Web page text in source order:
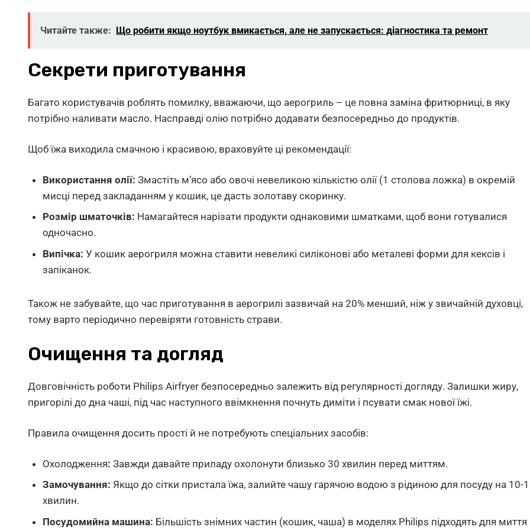
Читайте также: Що робити якщо ноутбук вмикається, але не запускається: діагностика та ремонт
Секрети приготування
Багато користувачів роблять помилку, вважаючи, що аерогриль – це повна заміна фритюрниці, в яку
потрібно наливати масло. Насправді олію потрібно додавати безпосередньо до продуктів.
Щоб їжа виходила смачною і красивою, враховуйте ці рекомендації:
Використання олії: Змастіть м’ясо або овочі невеликою кількістю олії (1 столова ложка) в окремій
мисці перед закладанням у кошик, це дасть золотаву скоринку.
Розмір шматочків: Намагайтеся нарізати продукти однаковими шматками, щоб вони готувалися
одночасно.
Випічка: У кошик аерогриля можна ставити невеликі силіконові або металеві форми для кексів і
запіканок.
Також не забувайте, що час приготування в аерогрилі зазвичай на 20% менший, ніж у звичайній духовці,
тому варто періодично перевіряти готовність страви.
Очищення та догляд
Довговічність роботи Philips Airfryer безпосередньо залежить від регулярності догляду. Залишки жиру,
пригорілі до дна чаші, під час наступного ввімкнення почнуть диміти і псувати смак нової їжі.
Правила очищення досить прості й не потребують спеціальних засобів:
Охолодження: Завжди давайте приладу охолонути близько 30 хвилин перед миттям.
Замочування: Якщо до сітки пристала їжа, залийте чашу гарячою водою з рідиною для посуду на 10-
хвилин.
Посудомийна машина: Більшість знімних частин (кошик, чаша) в моделях Philips підходять для миття